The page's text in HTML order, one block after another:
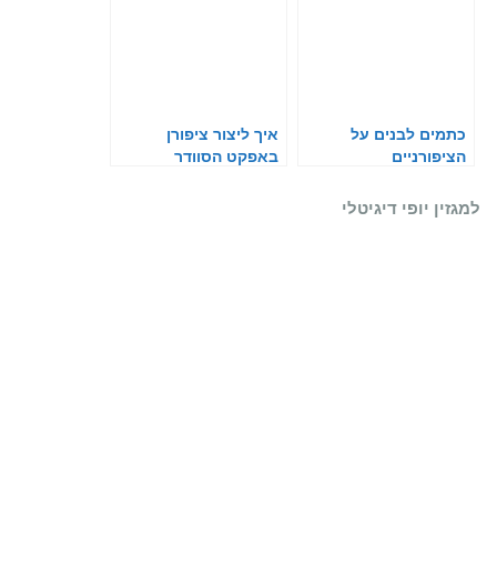
כתמים לבנים על
הציפורניים
איך ליצור ציפורן
באפקט הסוודר
למגזין יופי דיגיטלי